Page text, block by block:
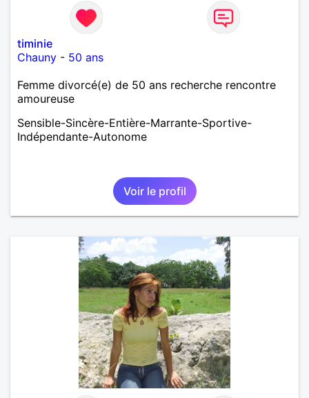
timinie
Chauny - 50 ans
Femme divorcé(e) de 50 ans recherche rencontre
amoureuse
Sensible-Sincère-Entière-Marrante-Sportive-
Indépendante-Autonome
Voir le profil